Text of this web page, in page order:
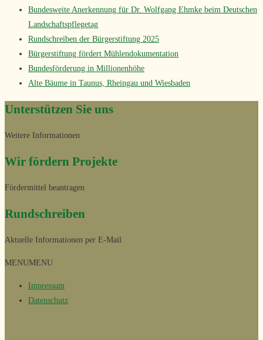
Bundesweite Anerkennung für Dr. Wolfgang Ehmke beim Deutschen
Landschaftspflegetag
Rundschreiben der Bürgerstiftung 2025
Bürgerstiftung fördert Mühlendokumentation
Bundesförderung in Millionenhöhe
Alte Bäume in Taunus, Rheingau und Wiesbaden
Unterstützen Sie uns
Weitere Informationen
Wir fördern Projekte
Fördermittel beantragen
Rundschreiben
Aktuelle Informationen per E-Mail
MENUMENU
Impressum
Datenschutz